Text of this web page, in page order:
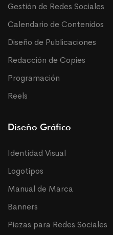
Gestión de Redes Sociales
Calendario de Contenidos
Diseño de Publicaciones
Redacción de Copies
Programación
Reels
Diseño Gráfico
Identidad Visual
Logotipos
Manual de Marca
Banners
Piezas para Redes Sociales